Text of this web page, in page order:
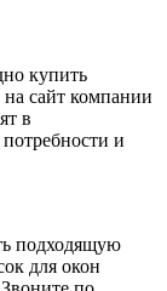
купить
сайт компании
в
и
подходящую
для окон